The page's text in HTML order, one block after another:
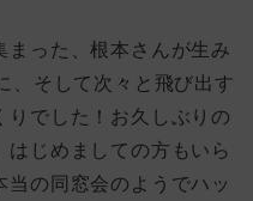
った、根本さんが生み
、そして次々と飛び出す
でした！お久しぶりの
じめましての方もいら
の同窓会のようでハッ